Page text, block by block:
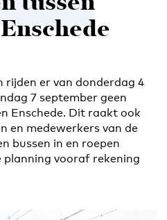
rijden er van donderdag 4
7 september geen
Enschede. Dit raakt ook
en medewerkers van de
bussen in en roepen
planning vooraf rekening